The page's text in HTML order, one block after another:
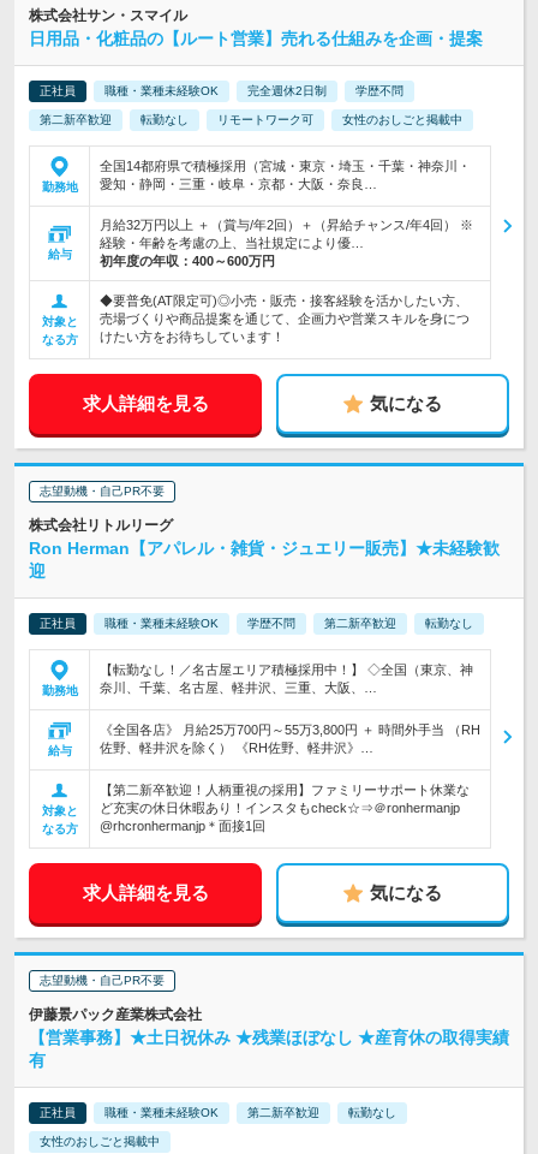
株式会社サン・スマイル
日用品・化粧品の【ルート営業】売れる仕組みを企画・提案
正社員 職種・業種未経験OK 完全週休2日制 学歴不問
第二新卒歓迎 転勤なし リモートワーク可 女性のおしごと掲載中
勤務地
全国14都府県で積極採用（宮城・東京・埼玉・千葉・神奈川・
愛知・静岡・三重・岐阜・京都・大阪・奈良…
給与
月給32万円以上 ＋（賞与/年2回）＋（昇給チャンス/年4回） ※
経験・年齢を考慮の上、当社規定により優…
初年度の年収： 400～600万円
対象と
なる方
◆要普免(AT限定可)◎小売・販売・接客経験を活かしたい方、
売場づくりや商品提案を通じて、企画力や営業スキルを身につ
けたい方をお待ちしています！
求人詳細を見る 気になる
志望動機・自己PR不要
株式会社リトルリーグ
Ron Herman【アパレル・雑貨・ジュエリー販売】★未経験歓
迎
正社員 職種・業種未経験OK 学歴不問 第二新卒歓迎 転勤なし
勤務地
【転勤なし！／名古屋エリア積極採用中！】 ◇全国（東京、神
奈川、千葉、名古屋、軽井沢、三重、大阪、…
給与
《全国各店》 月給25万700円～55万3,800円 ＋ 時間外手当 （RH
佐野、軽井沢を除く） 《RH佐野、軽井沢》…
対象と
なる方
【第二新卒歓迎！人柄重視の採用】ファミリーサポート休業な
ど充実の休日休暇あり！インスタもcheck☆⇒＠ronhermanjp
@rhcronhermanjp＊面接1回
求人詳細を見る 気になる
志望動機・自己PR不要
伊藤景パック産業株式会社
【営業事務】★土日祝休み ★残業ほぼなし ★産育休の取得実績
有
正社員 職種・業種未経験OK 第二新卒歓迎 転勤なし
女性のおしごと掲載中